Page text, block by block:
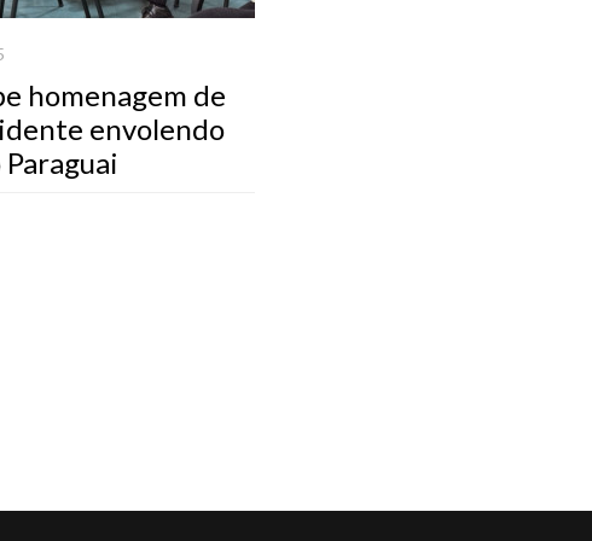
homenagem de
envolendo